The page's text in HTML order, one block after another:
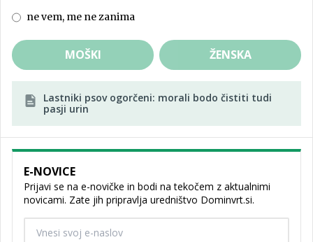
ne vem, me ne zanima
MOŠKI ŽENSKA
Lastniki psov ogorčeni: morali bodo čistiti tudi
pasji urin
E-NOVICE
Prijavi se na e-novičke in bodi na tekočem z aktualnimi
novicami. Zate jih pripravlja uredništvo Dominvrt.si.